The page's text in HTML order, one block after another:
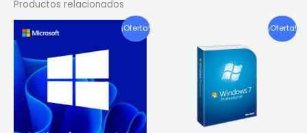
Productos relacionados
¡Oferta!
era:
$129,900.
El
precio
¡Oferta!
original
CLP
$99,900.
El
precio